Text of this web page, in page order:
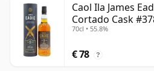
Caol Ila James
Cortado Cask
70cl • 55.8%
€ 78 ?